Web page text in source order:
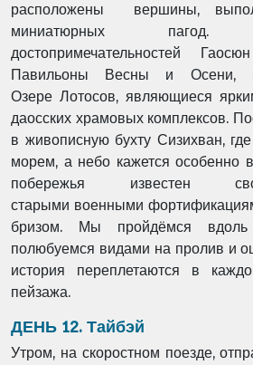
расположены вершины,
миниатюрных
достопримечательностей
Павильоны Весны и Осени,
Озере Лотосов, являющиеся
даосских храмовых комплексов.
в живописную бухту Сизихван,
морем, а небо кажется особенно
побережья известен
старыми военными
бризом. Мы пройдёмся
полюбуемся видами на пролив и
история переплетаются в
пейзажа.
ДЕНЬ 12. Тайбэй
Утром, на скоростном поезде,